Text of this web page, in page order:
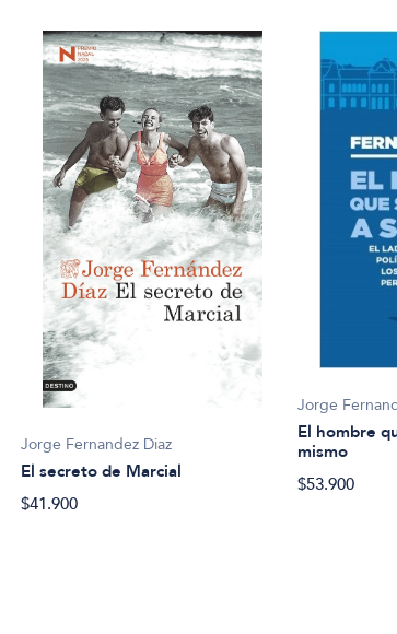
Jorge Fernandez Diaz
El secreto de Marcial
$41.900
Jorge
El hombre
mismo
$53.900